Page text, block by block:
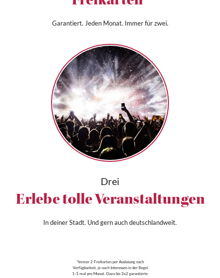
Garantiert. Jeden Monat. Immer für zwei.
Drei
Erlebe tolle Veranstaltungen
In deiner Stadt. Und gern auch deutschlandweit.
*Immer 2 Freikarten per Auslosung nach
Verfügbarkeit, je nach Interessen in der Regel
1-3 mal pro Monat. Dazu bis 3x2 garantierte